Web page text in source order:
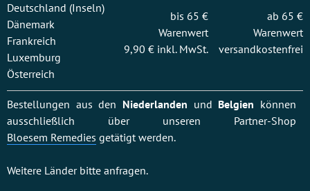
Deutschland (Inseln)
Dänemark
Frankreich
Luxemburg
Österreich
bis 65 €
Warenwert
9,90 € inkl. MwSt.
ab 65 €
Warenwert
versandkostenfrei
Bestellungen aus den Niederlanden und Belgien können
ausschließlich über unseren Partner-Shop
Bloesem Remedies getätigt werden.
Weitere Länder bitte anfragen.